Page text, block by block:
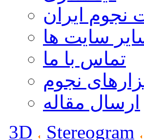
نجوم ایران
سایت ها
تماس با ما
نجوم
ارسال مقاله
3D
Stereogram